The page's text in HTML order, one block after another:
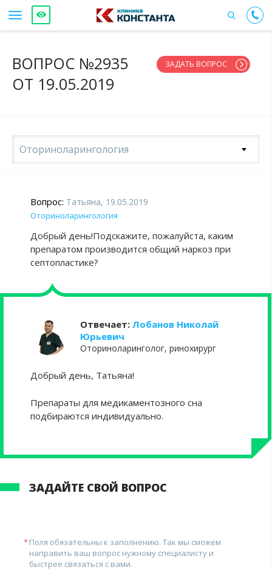
ВОПРОС №2935
ОТ 19.05.2019
ЗАДАТЬ ВОПРОС
Оториноларингология
Вопрос: Татьяна, 19.05.2019
Оториноларингология
Добрый день!Подскажите, пожалуйста, каким
препаратом производится общий наркоз при
септопластике?
Отвечает: Лобанов Николай
Юрьевич
Оториноларинголог, ринохирург
Добрый день, Татьяна!
Препараты для медикаментозного сна
подбираются индивидуально.
ЗАДАЙТЕ СВОЙ ВОПРОС
Поля обязательны к заполнению. Так мы сможем
направить ваш вопрос нужному специалисту и
быстрее связаться с вами.